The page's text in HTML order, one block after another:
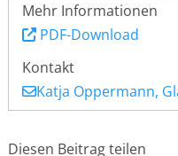
Mehr Informationen
PDF-Download
Kontakt
Katja Oppermann,
Diesen Beitrag teilen